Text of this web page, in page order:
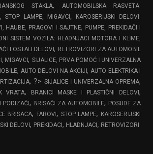
STAKLA,
AUTOMOBILSKA RASVETA:
STOP LAMPE, MIGAVCI,
KAROSERIJSKI DELOVI:
HAUBE, PRAGOVI I SAJTNE, PUMPE, PREKIDAČI I
SISTEM VOZILA: HLADNJACI MOTORA I KLIME,
I OSTALI DELOVI, RETROVIZORI ZA AUTOMOBIL
MIGAVCI, SIJALICE, PRVA POMOĆ I UNIVERZALNA
, AUTO DELOVI NA AKCIJI, AUTO ELEKTRIKA I
, ?> SIJALICE I UNIVERZALNA OPREMA,
VRATA, BRANICI MASKE I PLASTIČNI DELOVI,
PODIZAČI, BRISAČI ZA AUTOMOBILE, POSUDE ZA
BRISACA, FAROVI, STOP LAMPE, KAROSERIJSKI
DELOVI, PREKIDACI, HLADNJACI, RETROVIZORI